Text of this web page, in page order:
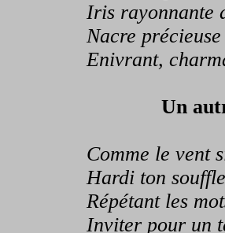
Iris rayonnante
Nacre précieuse
Enivrant,
Un
Comme le vent
Hardi ton souffle
Répétant les
Inviter pour un